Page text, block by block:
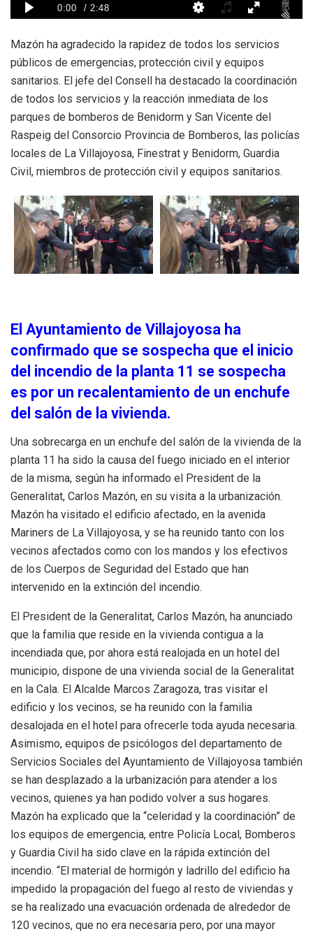
Mazón ha agradecido la rapidez de todos los servicios
públicos de emergencias, protección civil y equipos
sanitarios. El jefe del Consell ha destacado la coordinación
de todos los servicios y la reacción inmediata de los
parques de bomberos de Benidorm y San Vicente del
Raspeig del Consorcio Provincia de Bomberos, las policías
locales de La Villajoyosa, Finestrat y Benidorm, Guardia
Civil, miembros de protección civil y equipos sanitarios.
El Ayuntamiento de Villajoyosa ha
confirmado que se sospecha que el inicio
del incendio de la planta 11 se sospecha
es por un recalentamiento de un enchufe
del salón de la vivienda.
Una sobrecarga en un enchufe del salón de la vivienda de la
planta 11 ha sido la causa del fuego iniciado en el interior
de la misma, según ha informado el President de la
Generalitat, Carlos Mazón, en su visita a la urbanización.
Mazón ha visitado el edificio afectado, en la avenida
Mariners de La Villajoyosa, y se ha reunido tanto con los
vecinos afectados como con los mandos y los efectivos
de los Cuerpos de Seguridad del Estado que han
intervenido en la extinción del incendio.
El President de la Generalitat, Carlos Mazón, ha anunciado
que la familia que reside en la vivienda contigua a la
incendiada que, por ahora está realojada en un hotel del
municipio, dispone de una vivienda social de la Generalitat
en la Cala. El Alcalde Marcos Zaragoza, tras visitar el
edificio y los vecinos, se ha reunido con la familia
desalojada en el hotel para ofrecerle toda ayuda necesaria.
Asimismo, equipos de psicólogos del departamento de
Servicios Sociales del Ayuntamiento de Villajoyosa también
se han desplazado a la urbanización para atender a los
vecinos, quienes ya han podido volver a sus hogares.
Mazón ha explicado que la “celeridad y la coordinación” de
los equipos de emergencia, entre Policía Local, Bomberos
y Guardia Civil ha sido clave en la rápida extinción del
incendio. “El material de hormigón y ladrillo del edificio ha
impedido la propagación del fuego al resto de viviendas y
se ha realizado una evacuación ordenada de alrededor de
120 vecinos, que no era necesaria pero, por una mayor